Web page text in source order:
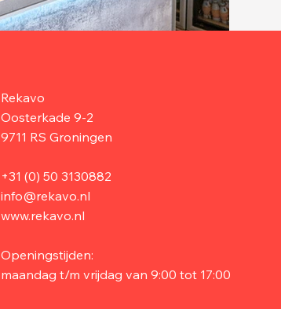
Rekavo
Oosterkade 9-2
9711 RS Groningen
+31 (0) 50 3130882
info@rekavo.nl
www.rekavo.nl
Openingstijden:
maandag t/m vrijdag van 9:00 tot 17:00